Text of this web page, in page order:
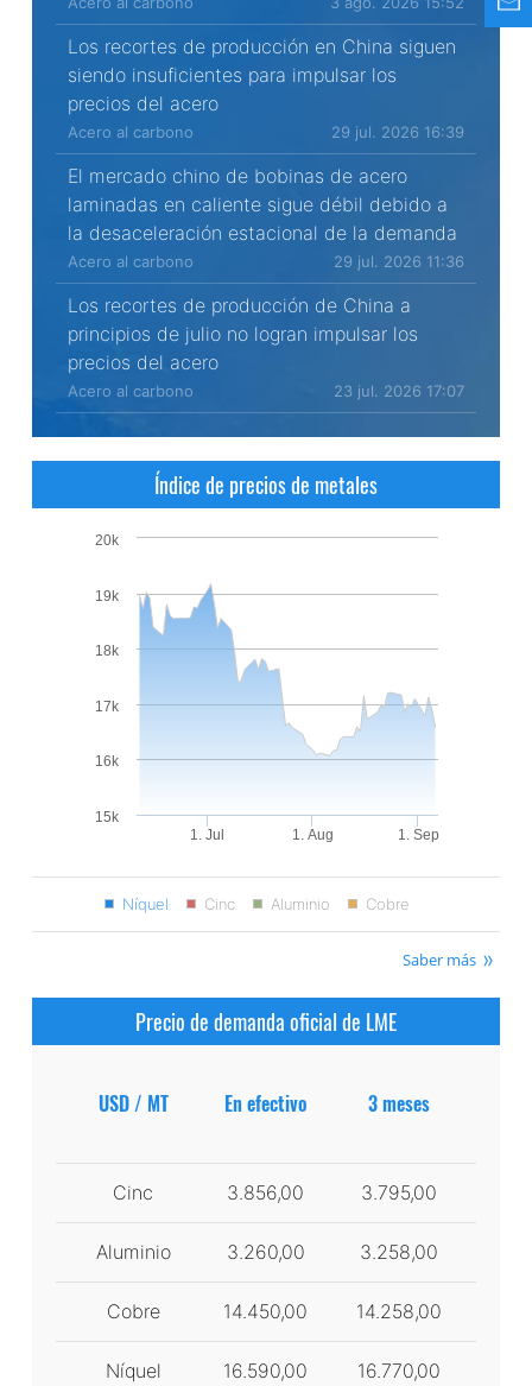
Los recortes de producción en China siguen
siendo insuficientes para impulsar los
precios del acero
Acero al carbono 29 jul. 2026 16:39
El mercado chino de bobinas de acero
laminadas en caliente sigue débil debido a
la desaceleración estacional de la demanda
Acero al carbono 29 jul. 2026 11:36
Los recortes de producción de China a
principios de julio no logran impulsar los
precios del acero
Acero al carbono 23 jul. 2026 17:07
Índice de precios de metales
1. Jul 1. Aug 1. Sep
15k
16k
17k
18k
19k
20k
Níquel Cinc Aluminio Cobre
Saber más
Precio de demanda oficial de LME
USD / MT En efectivo 3 meses
Cinc 3.856,00 3.795,00
Aluminio 3.260,00 3.258,00
Cobre 14.450,00 14.258,00
Níquel 16.590,00 16.770,00